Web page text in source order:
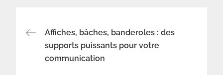
Navigation
de
Affiches, bâches, banderoles : des
supports puissants pour votre
communication